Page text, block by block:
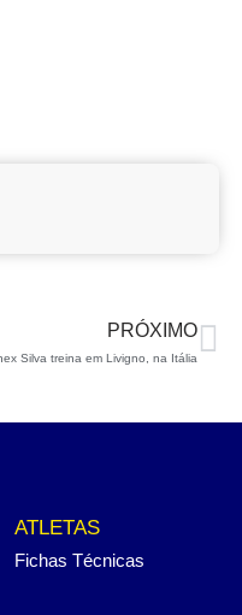
PRÓXIMO
Silva treina em Livigno, na Itália
ATLETAS
Fichas Técnicas